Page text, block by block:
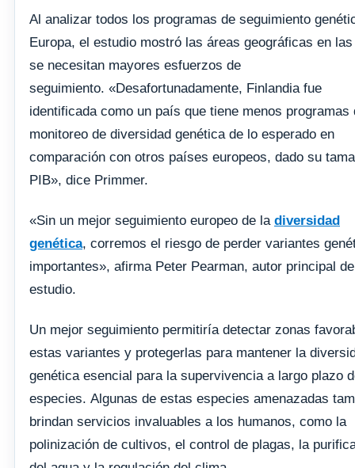
Al analizar todos los programas de seguimiento
Europa, el estudio mostró las áreas geográficas en las
se necesitan mayores esfuerzos de
seguimiento. «Desafortunadamente, Finlandia fue
identificada como un país que tiene menos programas
monitoreo de diversidad genética de lo esperado en
comparación con otros países europeos, dado su
PIB», dice Primmer.
«Sin un mejor seguimiento europeo de la diversidad
genética, corremos el riesgo de perder variantes
importantes», afirma Peter Pearman, autor principal
estudio.
Un mejor seguimiento permitiría detectar zonas
estas variantes y protegerlas para mantener la
genética esencial para la supervivencia a largo plazo
especies. Algunas de estas especies amenazadas
brindan servicios invaluables a los humanos, como la
polinización de cultivos, el control de plagas, la